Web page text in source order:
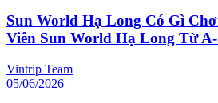
Sun World Hạ Long Có Gì
Viên Sun World Hạ Long Từ
Vintrip Team
05/06/2026